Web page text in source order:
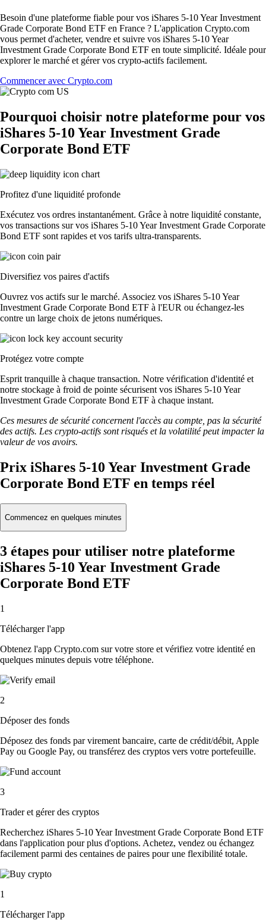
Besoin d'une plateforme fiable pour vos iShares 5-10 Year Investment
Grade Corporate Bond ETF en France ? L'application Crypto.com
vous permet d'acheter, vendre et suivre vos iShares 5-10 Year
Investment Grade Corporate Bond ETF en toute simplicité. Idéale pour
explorer le marché et gérer vos crypto-actifs facilement.
Commencer avec Crypto.com
Pourquoi choisir notre plateforme pour vos
iShares 5-10 Year Investment Grade
Corporate Bond ETF
Profitez d'une liquidité profonde
Exécutez vos ordres instantanément. Grâce à notre liquidité constante,
vos transactions sur vos iShares 5-10 Year Investment Grade Corporate
Bond ETF sont rapides et vos tarifs ultra-transparents.
Diversifiez vos paires d'actifs
Ouvrez vos actifs sur le marché. Associez vos iShares 5-10 Year
Investment Grade Corporate Bond ETF à l'EUR ou échangez-les
contre un large choix de jetons numériques.
Protégez votre compte
Esprit tranquille à chaque transaction. Notre vérification d'identité et
notre stockage à froid de pointe sécurisent vos iShares 5-10 Year
Investment Grade Corporate Bond ETF à chaque instant.
Ces mesures de sécurité concernent l'accès au compte, pas la sécurité
des actifs. Les crypto-actifs sont risqués et la volatilité peut impacter la
valeur de vos avoirs.
Prix iShares 5-10 Year Investment Grade
Corporate Bond ETF en temps réel
Commencez en quelques minutes
3 étapes pour utiliser notre plateforme
iShares 5-10 Year Investment Grade
Corporate Bond ETF
1
Télécharger l'app
Obtenez l'app Crypto.com sur votre store et vérifiez votre identité en
quelques minutes depuis votre téléphone.
2
Déposer des fonds
Déposez des fonds par virement bancaire, carte de crédit/débit, Apple
Pay ou Google Pay, ou transférez des cryptos vers votre portefeuille.
3
Trader et gérer des cryptos
Recherchez iShares 5-10 Year Investment Grade Corporate Bond ETF
dans l'application pour plus d'options. Achetez, vendez ou échangez
facilement parmi des centaines de paires pour une flexibilité totale.
1
Télécharger l'app